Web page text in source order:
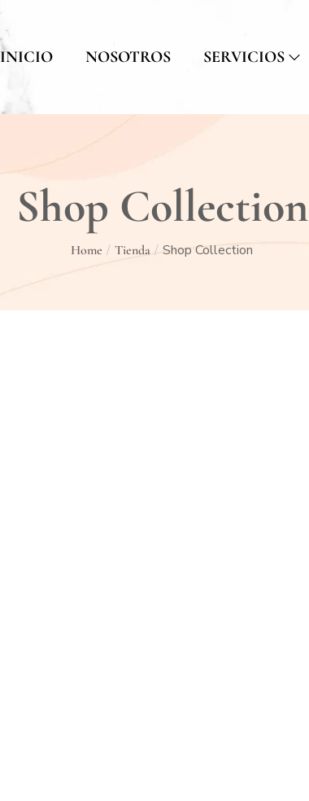
INICIO NOSOTROS SERVICIOS
Shop Collection
Home / Tienda / Shop Collection